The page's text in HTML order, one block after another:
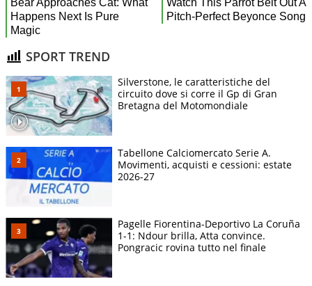
SPORT TREND
Silverstone, le caratteristiche del
circuito dove si corre il Gp di Gran
Bretagna del Motomondiale
Tabellone Calciomercato Serie A.
Movimenti, acquisti e cessioni: estate
2026-27
Pagelle Fiorentina-Deportivo La Coruña
1-1: Ndour brilla, Atta convince.
Pongracic rovina tutto nel finale